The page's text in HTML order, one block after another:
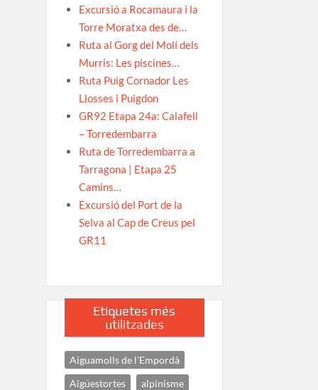
Excursió a Rocamaura i la
Torre Moratxa des de…
Ruta al Gorg del Molí dels
Murris: Les piscines…
Ruta Puig Cornador Les
Llosses i Puigdon
GR92 Etapa 24a: Calafell
– Torredembarra
Ruta de Torredembarra a
Tarragona | Etapa 25
Camins…
Excursió del Port de la
Selva al Cap de Creus pel
GR11
Etiquetes més
utilitzades
Aiguamolls de l'Empordà
Aigüestortes
alpinisme